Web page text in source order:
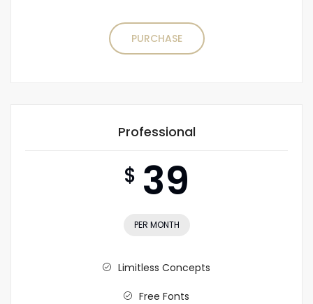
PURCHASE
Professional
$ 39
PER MONTH
Limitless Concepts
Free Fonts